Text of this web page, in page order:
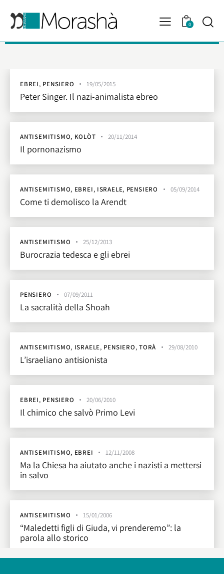
0
EBREI, PENSIERO 19/05/2015
Peter Singer. Il nazi-animalista ebreo
ANTISEMITISMO, KOLÒT 20/11/2014
Il pornonazismo
ANTISEMITISMO, EBREI, ISRAELE, PENSIERO 05/09/2014
Come ti demolisco la Arendt
ANTISEMITISMO 25/12/2013
Burocrazia tedesca e gli ebrei
PENSIERO 07/09/2011
La sacralità della Shoah
ANTISEMITISMO, ISRAELE, PENSIERO,TORÀ 29/08/2010
L’israeliano antisionista
EBREI, PENSIERO 20/06/2010
Il chimico che salvò Primo Levi
ANTISEMITISMO, EBREI 12/11/2008
Ma la Chiesa ha aiutato anche i nazisti a mettersi
in salvo
ANTISEMITISMO 15/01/2006
“Maledetti figli di Giuda, vi prenderemo”: la
parola allo storico